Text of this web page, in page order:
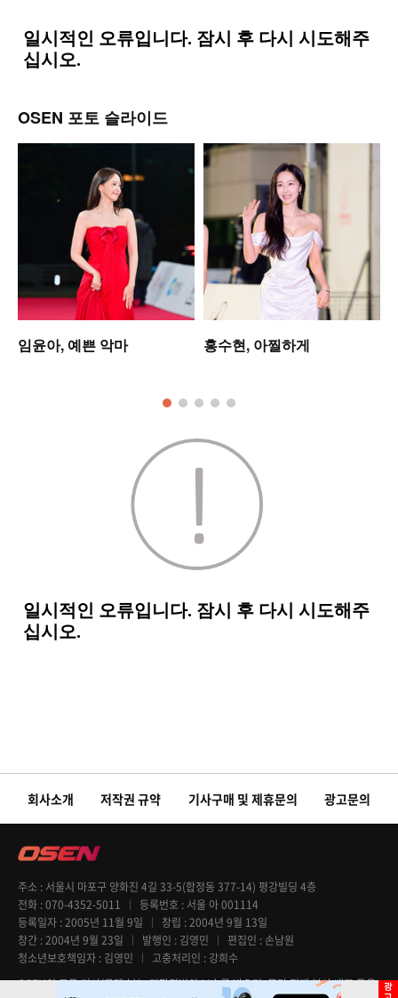
OSEN 포토 슬라이드
임윤아, 예쁜 악마 홍수현, 아찔하게
회사소개 저작권 규약 기사구매 및 제휴문의 광고문의
주소
서울시 마포구 양화진 4길 33-5(합정동 377-14) 평강빌딩 4층
전화 070-4352-5011 등록번호
서울 아 001114
등록일자 2005년 11월 9일 창립 2004년 9월 13일
창간 2004년 9월 23일 발행인 김영민 편집인
손남원
청소년보호책임자 김영민 고충처리인
강희수
OSEN의 모든 기사(콘텐츠)는 저작권법의 보호를 받으며, 무단 전재 복사 배포 등을